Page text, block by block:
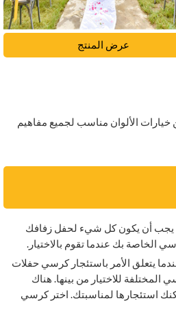
عرض المنتج
خيارات الألوان مناسب لجميع مفاهيم
يجب أن يكون كل شيء لحفل زفافك
الخاصة بك عندما تقوم بالاختيار.
يتعلق الأمر باستئجار كرسي حفلات
للاختيار من بينها. هناك
استئجارها لمناسبتك. اختر كرسي